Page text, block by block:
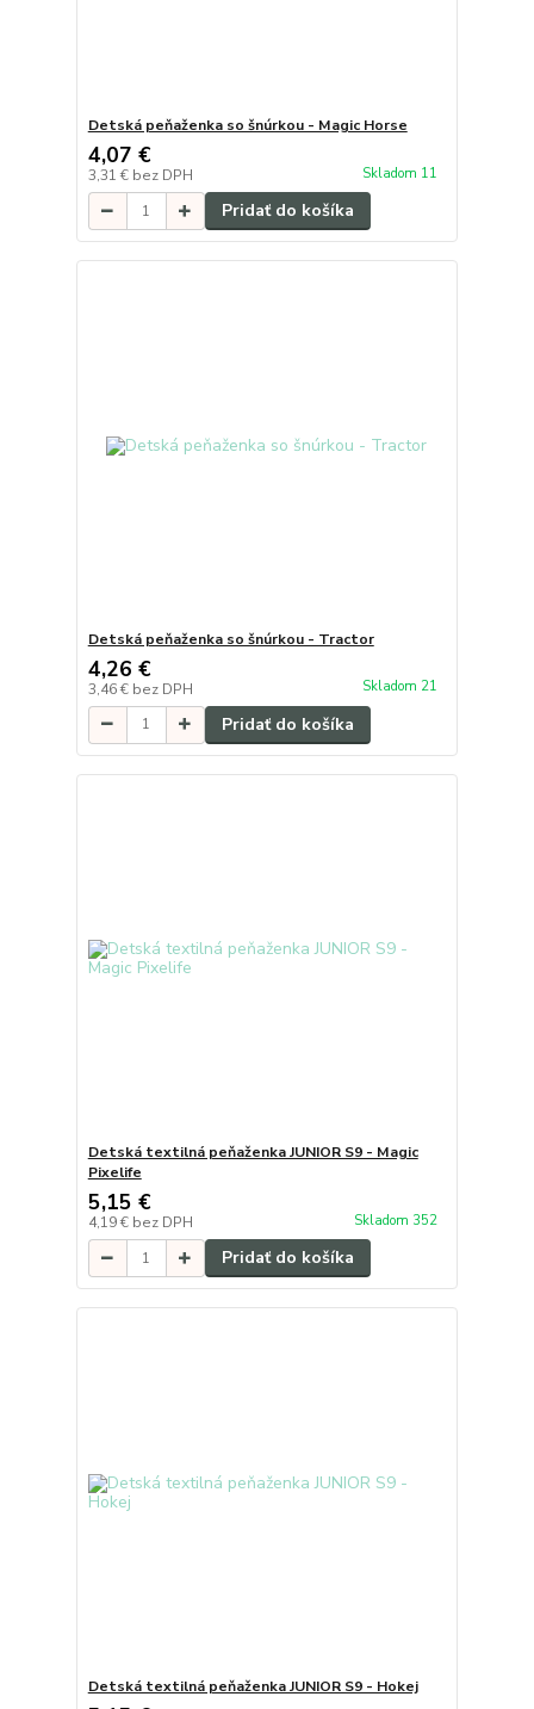
Detská peňaženka so šnúrkou - Magic Horse
4,07 €
3,31 € bez DPH Skladom 11
Pridať do košíka
Detská peňaženka so šnúrkou - Tractor
4,26 €
3,46 € bez DPH Skladom 21
Pridať do košíka
Detská textilná peňaženka JUNIOR S9 - Magic
Pixelife
5,15 €
4,19 € bez DPH Skladom 352
Pridať do košíka
Detská textilná peňaženka JUNIOR S9 - Hokej